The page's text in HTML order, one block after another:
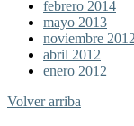
febrero 2014
mayo 2013
noviembre 2012
abril 2012
enero 2012
Volver arriba